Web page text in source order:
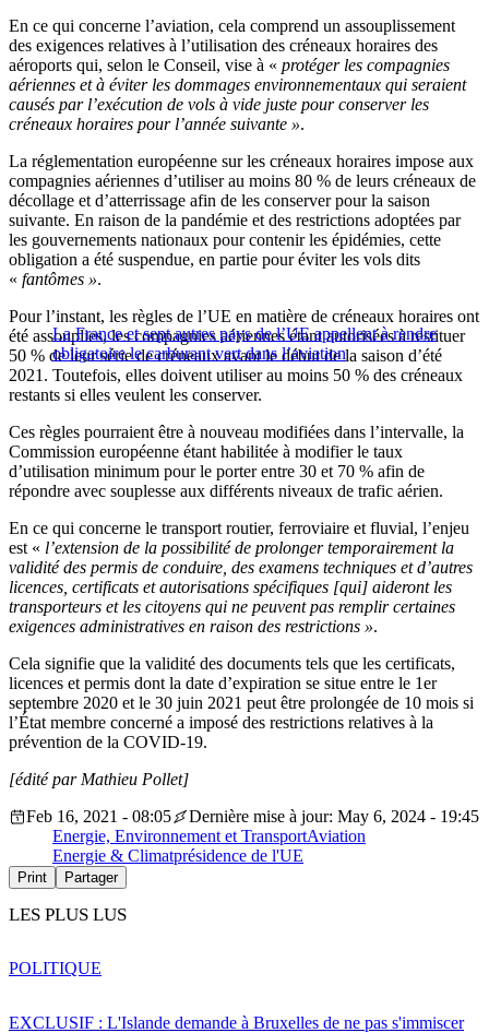
En ce qui concerne l’aviation, cela comprend un assouplissement
des exigences relatives à l’utilisation des créneaux horaires des
aéroports qui, selon le Conseil, vise à « protéger les compagnies
aériennes et à éviter les dommages environnementaux qui seraient
causés par l’exécution de vols à vide juste pour conserver les
créneaux horaires pour l’année suivante ».
La réglementation européenne sur les créneaux horaires impose aux
compagnies aériennes d’utiliser au moins 80 % de leurs créneaux de
décollage et d’atterrissage afin de les conserver pour la saison
suivante. En raison de la pandémie et des restrictions adoptées par
les gouvernements nationaux pour contenir les épidémies, cette
obligation a été suspendue, en partie pour éviter les vols dits
« fantômes ».
La France et sept autres pays de l’UE appellent à rendre
obligatoire le carburant vert dans l’aviation
Pour l’instant, les règles de l’UE en matière de créneaux horaires ont
été assouplies, les compagnies aériennes étant autorisées à restituer
50 % de leur série de créneaux avant le début de la saison d’été
2021. Toutefois, elles doivent utiliser au moins 50 % des créneaux
restants si elles veulent les conserver.
Ces règles pourraient être à nouveau modifiées dans l’intervalle, la
Commission européenne étant habilitée à modifier le taux
d’utilisation minimum pour le porter entre 30 et 70 % afin de
répondre avec souplesse aux différents niveaux de trafic aérien.
En ce qui concerne le transport routier, ferroviaire et fluvial, l’enjeu
est « l’extension de la possibilité de prolonger temporairement la
validité des permis de conduire, des examens techniques et d’autres
licences, certificats et autorisations spécifiques [qui] aideront les
transporteurs et les citoyens qui ne peuvent pas remplir certaines
exigences administratives en raison des restrictions ».
Cela signifie que la validité des documents tels que les certificats,
licences et permis dont la date d’expiration se situe entre le 1er
septembre 2020 et le 30 juin 2021 peut être prolongée de 10 mois si
l’État membre concerné a imposé des restrictions relatives à la
prévention de la COVID-19.
[édité par Mathieu Pollet]
Feb 16, 2021 - 08:05
Dernière mise à jour: May 6, 2024 - 19:45
Energie, Environnement et TransportAviation
Energie & Climatprésidence de l'UE
Print Partager
LES PLUS LUS
EXCLUSIF : L'Islande demande à Bruxelles de ne pas s'immiscer
POLITIQUE